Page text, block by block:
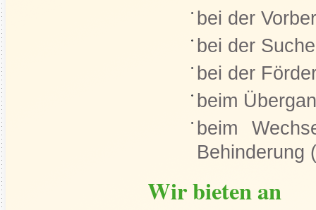
bei der
bei der
bei der
beim
beim
Behinderung
Wir bieten an